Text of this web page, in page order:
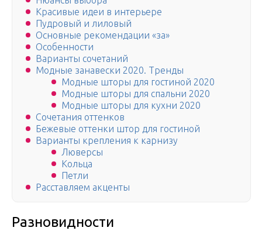
Красивые идеи в интерьере
Пудровый и лиловый
Основные рекомендации «за»
Особенности
Варианты сочетаний
Модные занавески 2020. Тренды
Модные шторы для гостиной 2020
Модные шторы для спальни 2020
Модные шторы для кухни 2020
Сочетания оттенков
Бежевые оттенки штор для гостиной
Варианты крепления к карнизу
Люверсы
Кольца
Петли
Расставляем акценты
Разновидности